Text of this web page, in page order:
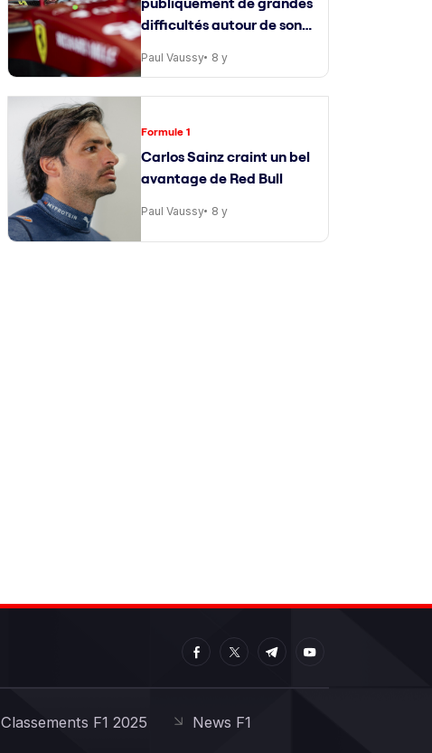
difficultés autour de son
ingénieur de course
Paul Vaussy 8 y
Formule 1
Carlos Sainz craint un bel
avantage de Red Bull
Paul Vaussy 8 y
Classements F1 2025
News F1